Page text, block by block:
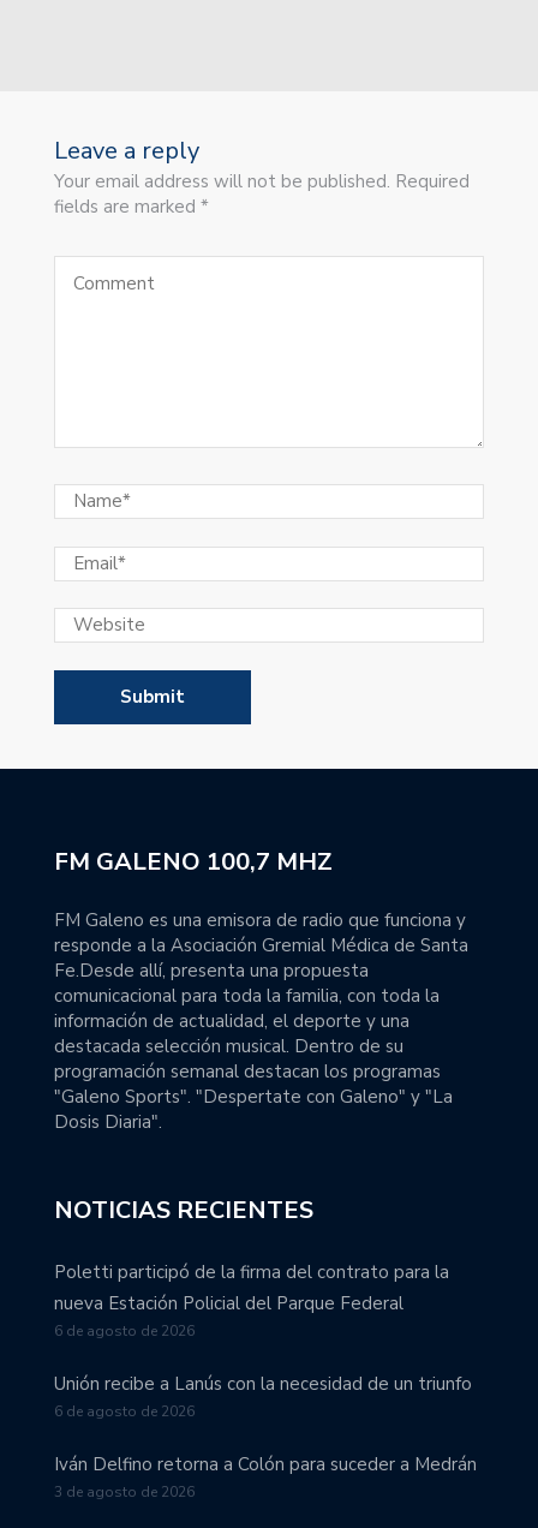
Leave a reply
Your email address will not be published. Required
fields are marked *
FM GALENO 100,7 MHZ
FM Galeno es una emisora de radio que funciona y
responde a la Asociación Gremial Médica de Santa
Fe.Desde allí, presenta una propuesta
comunicacional para toda la familia, con toda la
información de actualidad, el deporte y una
destacada selección musical. Dentro de su
programación semanal destacan los programas
"Galeno Sports". "Despertate con Galeno" y "La
Dosis Diaria".
NOTICIAS RECIENTES
Poletti participó de la firma del contrato para la
nueva Estación Policial del Parque Federal
6 de agosto de 2026
Unión recibe a Lanús con la necesidad de un triunfo
6 de agosto de 2026
Iván Delfino retorna a Colón para suceder a Medrán
3 de agosto de 2026